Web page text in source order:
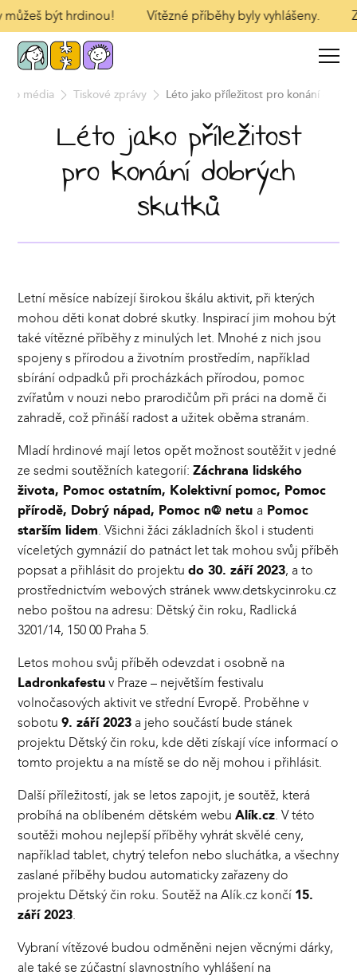
být hrdinou! Vítězné příběhy byly vyhlášeny.
Pro média Tiskové zprávy Léto jako příležitost pro konání
Léto jako příležitost
pro konání dobrých
skutků
Letní měsíce nabízejí širokou škálu aktivit, při kterých
mohou děti konat dobré skutky. Inspirací jim mohou být
také vítězné příběhy z minulých let. Mnohé z nich jsou
spojeny s přírodou a životním prostředím, například
sbírání odpadků při procházkách přírodou, pomoc
zvířatům v nouzi nebo prarodičům při práci na domě či
zahradě, což přináší radost a užitek oběma stranám.
Mladí hrdinové mají letos opět možnost soutěžit v jedné
ze sedmi soutěžních kategorií:Záchrana lidského
života, Pomoc ostatním, Kolektivní pomoc, Pomoc
přírodě, Dobrý nápad, Pomoc n@ netu a Pomoc
starším lidem. Všichni žáci základních škol i studenti
víceletých gymnázií do patnáct let tak mohou svůj příběh
popsat a přihlásit do projektudo 30. září 2023, a to
prostřednictvím webových stránekwww.detskycinroku.cz
nebo poštou na adresu: Dětský čin roku, Radlická
3201/14, 150 00 Praha 5.
Letos mohou svůj příběh odevzdat i osobně na
Ladronkafestu v Praze – největším festivalu
volnočasových aktivit ve střední Evropě. Proběhne v
sobotu9. září 2023 a jeho součástí bude stánek
projektu Dětský čin roku, kde děti získají více informací o
tomto projektu a na místě se do něj mohou i přihlásit.
Další příležitostí, jak se letos zapojit, je soutěž, která
probíhá na oblíbeném dětském webuAlík.cz. V této
soutěži mohou nejlepší příběhy vyhrát skvělé ceny,
například tablet, chytrý telefon nebo sluchátka, a všechny
zaslané příběhy budou automaticky zařazeny do
projektu Dětský čin roku. Soutěž na Alík.cz končí 15.
září 2023.
Vybraní vítězové budou odměněni nejen věcnými dárky,
ale také se zúčastní slavnostního vyhlášení na